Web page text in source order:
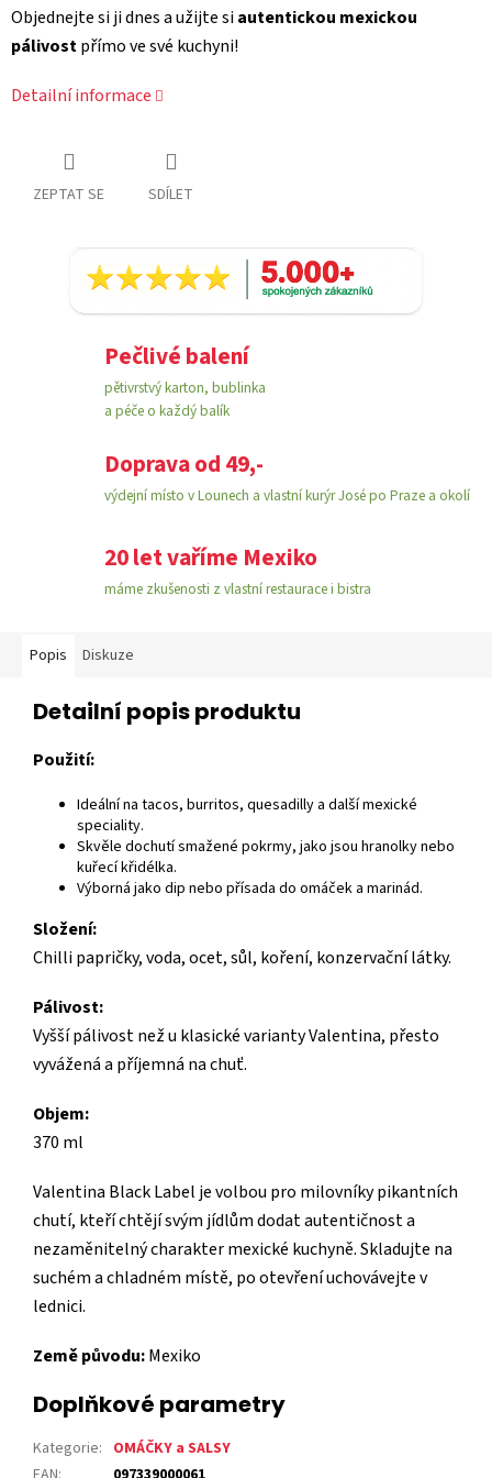
Objednejte si ji dnes a užijte siautentickou mexickou
pálivostpřímo ve své kuchyni!
Detailní informace
ZEPTAT SE SDÍLET
Pečlivé balení
pětivrstvý karton, bublinka
a péče o každý balík
Doprava od 49,-
výdejní místo v Lounech a vlastní kurýr José po Praze a okolí
20 let vaříme Mexiko
máme zkušenosti z vlastní restaurace i bistra
Popis Diskuze
Detailní popis produktu
Použití:
Ideální na tacos, burritos, quesadilly a další mexické
speciality.
Skvěle dochutí smažené pokrmy, jako jsou hranolky nebo
kuřecí křidélka.
Výborná jako dip nebo přísada do omáček a marinád.
Složení:
Chilli papričky, voda, ocet, sůl, koření, konzervační látky.
Pálivost:
Vyšší pálivost než u klasické varianty Valentina, přesto
vyvážená a příjemná na chuť.
Objem:
370 ml
Valentina Black Label je volbou pro milovníky pikantních
chutí, kteří chtějí svým jídlům dodat autentičnost a
nezaměnitelný charakter mexické kuchyně. Skladujte na
suchém a chladném místě, po otevření uchovávejte v
lednici.
Země původu:Mexiko
Doplňkové parametry
Kategorie: OMÁČKY a SALSY